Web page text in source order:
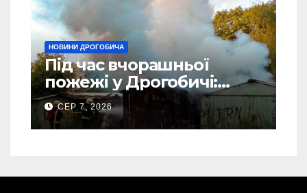
НОВИНИ ДРОГОБИЧА
Під час вчорашньої
пожежі у Дрогобичі:
“врятовано” 4 гаражі
(Відео)
СЕР 7, 2026